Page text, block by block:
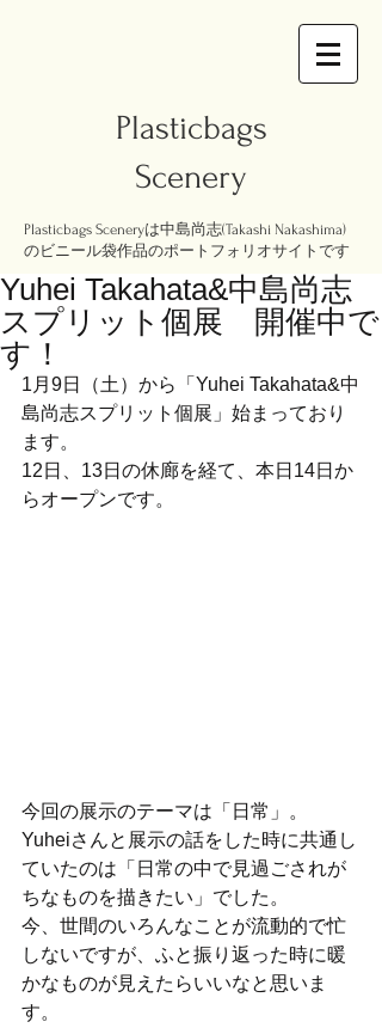
Plasticbags
Scenery
Plasticbags Sceneryは中島尚志(Takashi Nakashima)
のビニール袋作品のポートフォリオサイトです
Yuhei Takahata&中島尚志
スプリット個展 開催中で
す！
1月9日（土）から「Yuhei Takahata&中
島尚志スプリット個展」始まっており
ます。
12日、13日の休廊を経て、本日14日か
らオープンです。
今回の展示のテーマは「日常」。
Yuheiさんと展示の話をした時に共通し
ていたのは「日常の中で見過ごされが
ちなものを描きたい」でした。
今、世間のいろんなことが流動的で忙
しないですが、ふと振り返った時に暖
かなものが見えたらいいなと思いま
す。